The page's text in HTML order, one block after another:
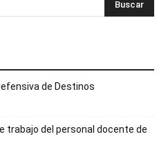
de Destinos
trabajo del personal docente de